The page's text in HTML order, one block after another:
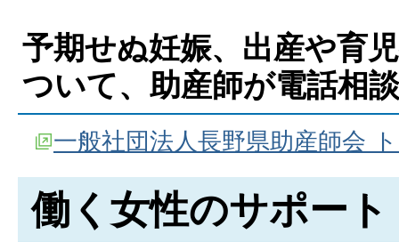
予期せぬ妊娠、出産や育
ついて、助産師が電話相
一般社団法人長野県助産師会
働く女性のサポート